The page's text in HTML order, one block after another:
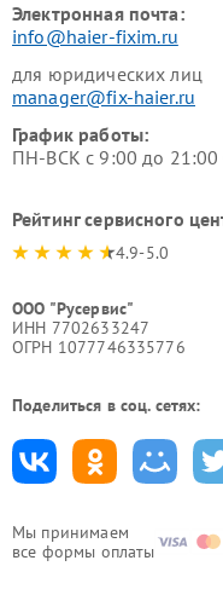
Мы принимаем
все формы оплаты
Электронная почта:
info@haier-fixim.ru
для юридических лиц
manager@fix-haier.ru
График работы:
ПН-ВСК с 9:00 до
Рейтинг сервисного
4.9-5.0
ООО "Русервис"
ИНН 7702633247
ОГРН 1077746335776
Поделиться в соц. сетях: